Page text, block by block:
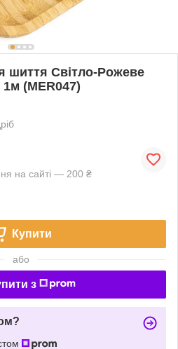
шиття Світло-Рожеве
(MER047)
на сайті — 200 ₴
Купити
або
з